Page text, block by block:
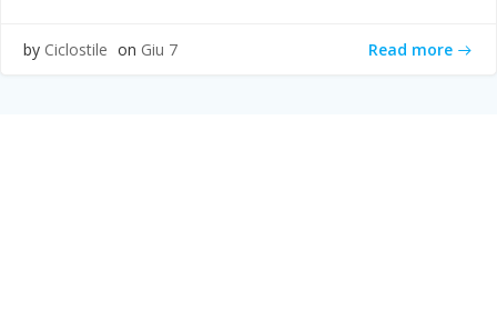
by Ciclostile on Giu 7 Read more